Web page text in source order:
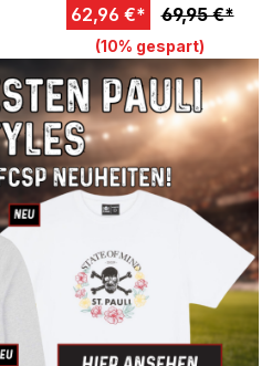
62,96 €* 69,95 €*
(10% gespart)